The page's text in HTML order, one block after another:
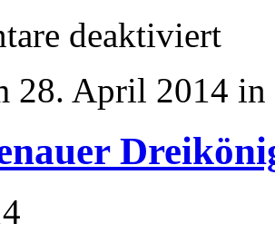
deaktiviert
28. April 2014 in